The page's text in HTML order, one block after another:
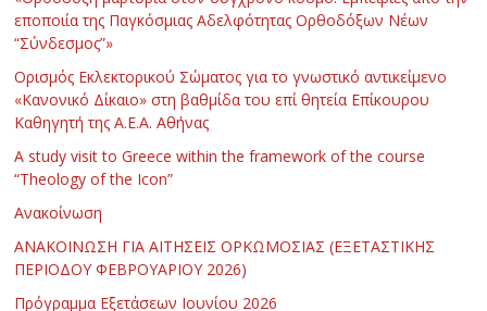
εποποιία της Παγκόσμιας Αδελφότητας Ορθοδόξων Νέων
“Σύνδεσμος”»
Ορισμός Εκλεκτορικού Σώματος για το γνωστικό αντικείμενο
«Κανονικό Δίκαιο» στη βαθμίδα του επί θητεία Επίκουρου
Καθηγητή της Α.Ε.Α. Αθήνας
Α study visit to Greece within the framework of the course
“Theology of the Icon”
Ανακοίνωση
ΑΝΑΚΟΙΝΩΣΗ ΓΙΑ ΑΙΤΗΣΕΙΣ ΟΡΚΩΜΟΣΙΑΣ (ΕΞΕΤΑΣΤΙΚΗΣ
ΠΕΡΙΟΔΟΥ ΦΕΒΡΟΥΑΡΙΟΥ 2026)
Πρόγραμμα Εξετάσεων Ιουνίου 2026